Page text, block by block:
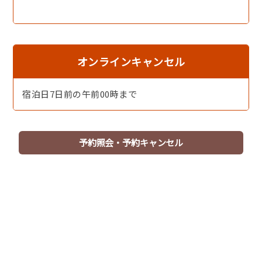
せ。
・但馬牛ヒレステーキ 5,000円
・せこがに姿（12/31まで）
・せこがに甲羅盛（12/31まで）
【嬉しい特典】
・貸切風呂「団欒の湯」45分間が1回無料（予約順）
・誕生日・結婚記念日の前後7日間にはプチケーキをプレ
オンラインキャンセル
宿泊日7日前の午前00時まで
予約照会・予約キャンセル